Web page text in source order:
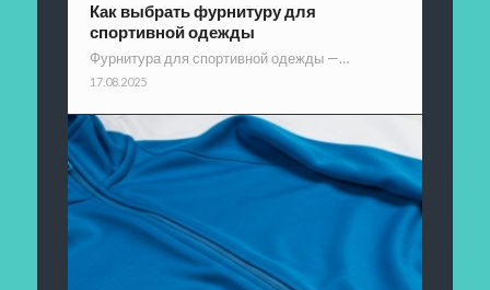
Как выбрать фурнитуру для
спортивной одежды
Фурнитура для спортивной одежды —…
17.08.2025